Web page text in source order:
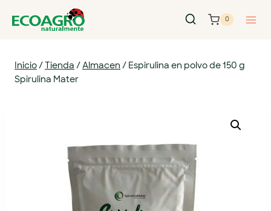
0
Inicio/Tienda /Almacen / Espirulina en polvo de 150 g
Spirulina Mater